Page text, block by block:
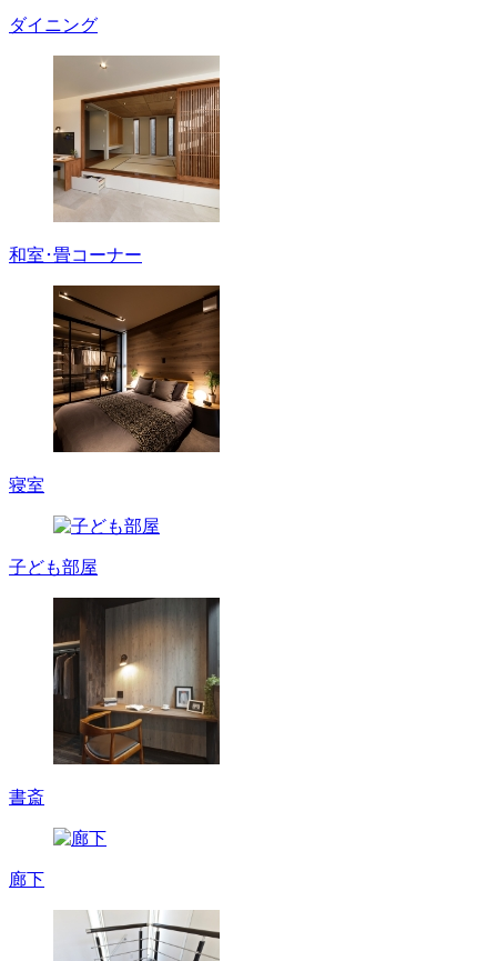
ダイニング
和室･畳コーナー
寝室
子ども部屋
書斎
廊下